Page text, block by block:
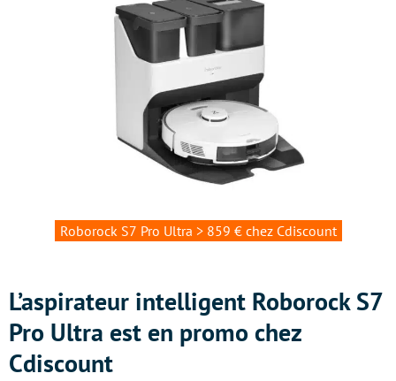
Roborock S7 Pro Ultra > 859 € chez Cdiscount
L’aspirateur intelligent Roborock S7
Pro Ultra est en promo chez
Cdiscount